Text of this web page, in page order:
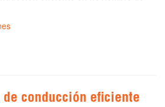
de conducción eficiente